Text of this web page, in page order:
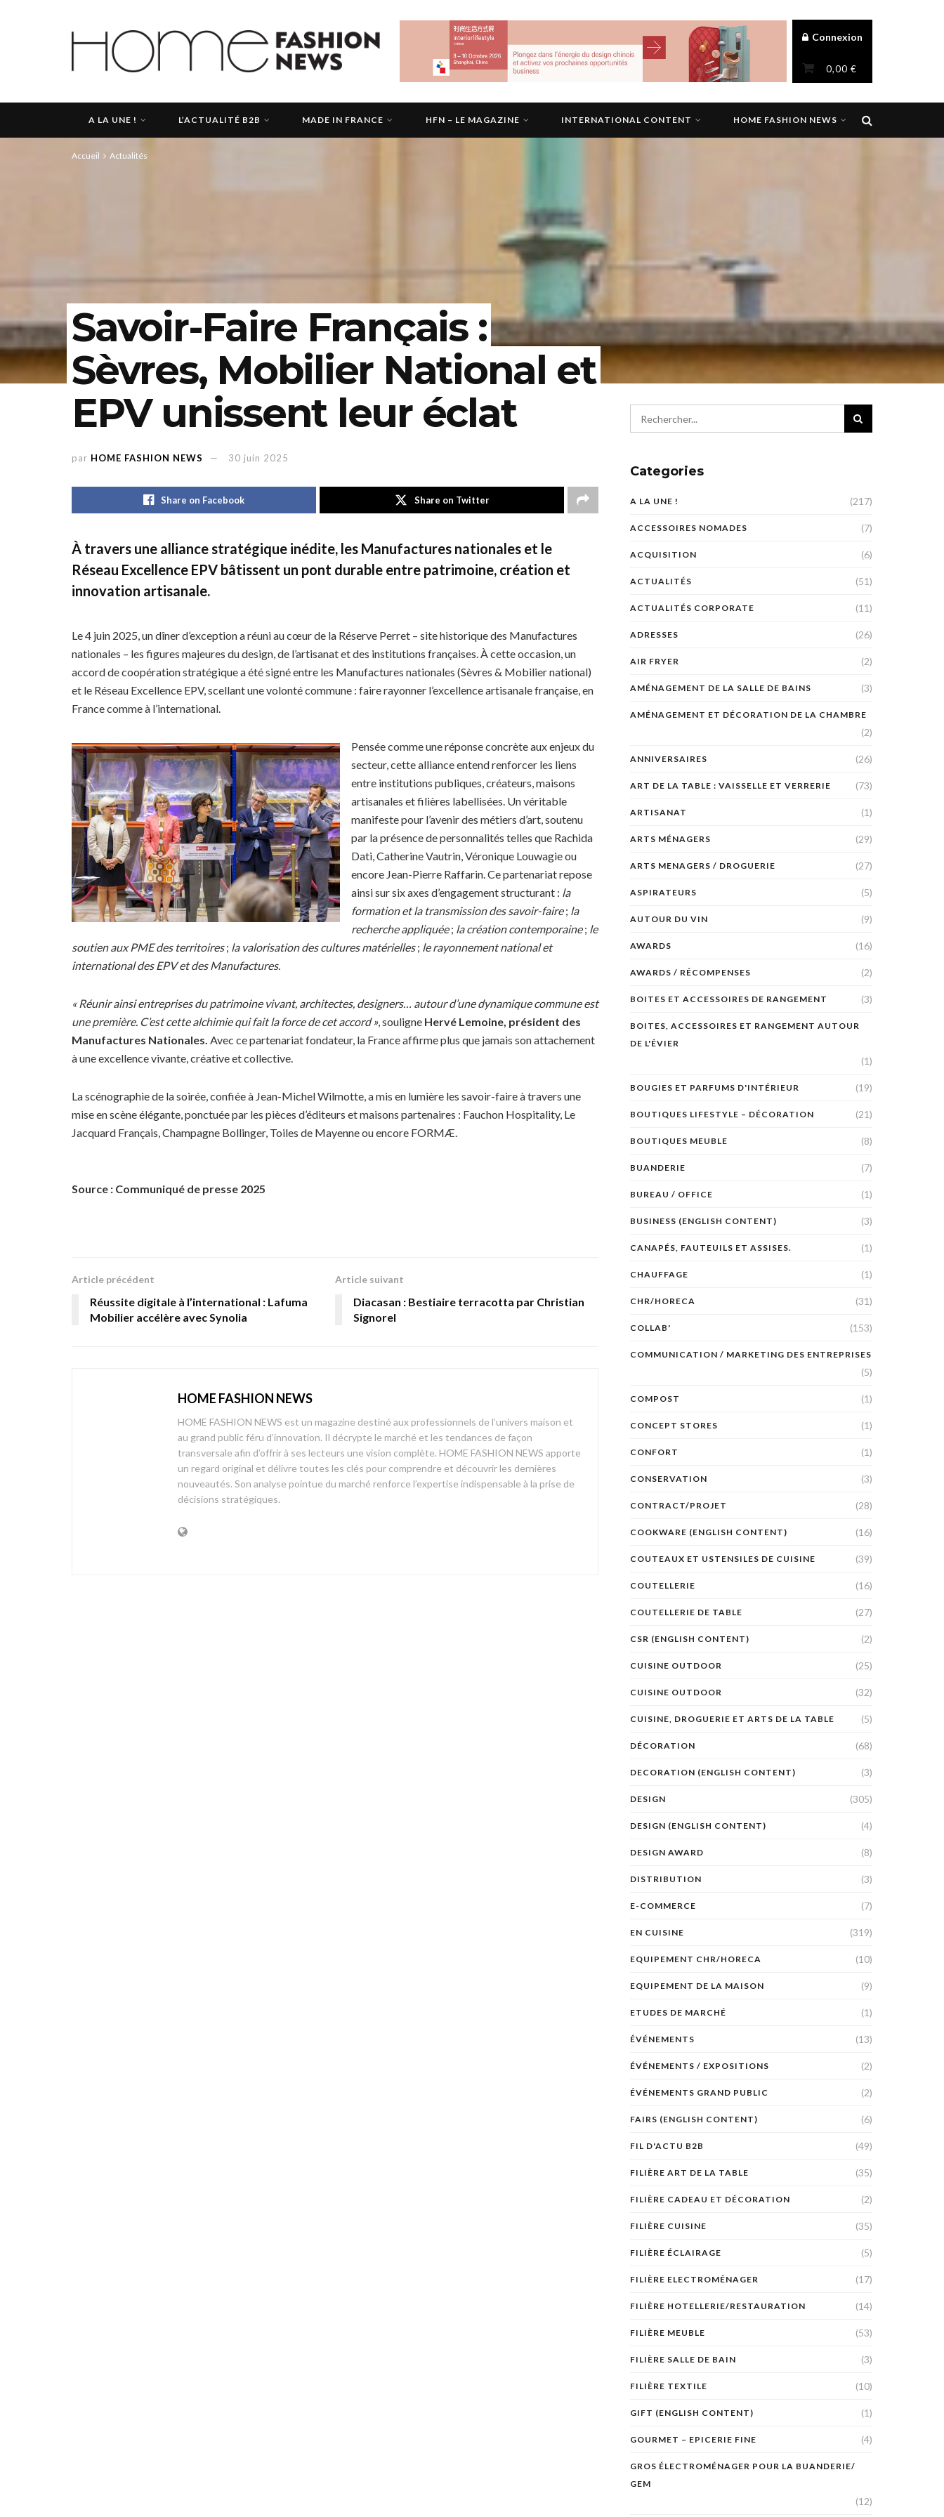
Connexion
0,00 €
A LA UNE ! L’ACTUALITÉ B2B MADE IN FRANCE HFN – LE MAGAZINE INTERNATIONAL CONTENT HOME FASHION NEWS
Accueil Actualités
Savoir-Faire Français :
Sèvres, Mobilier National et
EPV unissent leur éclat
par HOME FASHION NEWS 30 juin 2025
Share on Facebook Share on Twitter
À travers une alliance stratégique inédite, les Manufactures nationales et le
Réseau Excellence EPV bâtissent un pont durable entre patrimoine, création et
innovation artisanale.
Le 4 juin 2025, un dîner d’exception a réuni au cœur de la Réserve Perret – site historique des Manufactures
nationales – les figures majeures du design, de l’artisanat et des institutions françaises. À cette occasion, un
accord de coopération stratégique a été signé entre les Manufactures nationales (Sèvres & Mobilier national)
et le Réseau Excellence EPV, scellant une volonté commune : faire rayonner l’excellence artisanale française, en
France comme à l’international.
Pensée comme une réponse concrète aux enjeux du
secteur, cette alliance entend renforcer les liens
entre institutions publiques, créateurs, maisons
artisanales et filières labellisées. Un véritable
manifeste pour l’avenir des métiers d’art, soutenu
par la présence de personnalités telles que Rachida
Dati, Catherine Vautrin, Véronique Louwagie ou
encore Jean-Pierre Raffarin. Ce partenariat repose
ainsi sur six axes d’engagement structurant : la
formation et la transmission des savoir-faire; la
recherche appliquée; la création contemporaine; le
soutien aux PME des territoires; la valorisation des cultures matérielles; le rayonnement national et
international des EPV et des Manufactures.
« Réunir ainsi entreprises du patrimoine vivant, architectes, designers… autour d’une dynamique commune est
une première. C’est cette alchimie qui fait la force de cet accord », souligne Hervé Lemoine, président des
Manufactures Nationales. Avec ce partenariat fondateur, la France affirme plus que jamais son attachement
à une excellence vivante, créative et collective.
La scénographie de la soirée, confiée à Jean-Michel Wilmotte, a mis en lumière les savoir-faire à travers une
mise en scène élégante, ponctuée par les pièces d’éditeurs et maisons partenaires : Fauchon Hospitality, Le
Jacquard Français, Champagne Bollinger, Toiles de Mayenne ou encore FORMÆ.
Source : Communiqué de presse 2025
Article précédent
Réussite digitale à l’international : Lafuma
Mobilier accélère avec Synolia
Article suivant
Diacasan : Bestiaire terracotta par Christian
Signorel
HOME FASHION NEWS
HOME FASHION NEWS est un magazine destiné aux professionnels de l’univers maison et
au grand public féru d’innovation. Il décrypte le marché et les tendances de façon
transversale afin d’offrir à ses lecteurs une vision complète. HOME FASHION NEWS apporte
un regard original et délivre toutes les clés pour comprendre et découvrir les dernières
nouveautés. Son analyse pointue du marché renforce l’expertise indispensable à la prise de
décisions stratégiques.
Categories
A LA UNE ! (217)
ACCESSOIRES NOMADES (7)
ACQUISITION (6)
ACTUALITÉS (51)
ACTUALITÉS CORPORATE (11)
ADRESSES (26)
AIR FRYER (2)
AMÉNAGEMENT DE LA SALLE DE BAINS (3)
AMÉNAGEMENT ET DÉCORATION DE LA CHAMBRE
(2)
ANNIVERSAIRES (26)
ART DE LA TABLE : VAISSELLE ET VERRERIE (73)
ARTISANAT (1)
ARTS MÉNAGERS (29)
ARTS MENAGERS / DROGUERIE (27)
ASPIRATEURS (5)
AUTOUR DU VIN (9)
AWARDS (16)
AWARDS / RÉCOMPENSES (2)
BOITES ET ACCESSOIRES DE RANGEMENT (3)
BOITES, ACCESSOIRES ET RANGEMENT AUTOUR
DE L'ÉVIER
(1)
BOUGIES ET PARFUMS D'INTÉRIEUR (19)
BOUTIQUES LIFESTYLE – DÉCORATION (21)
BOUTIQUES MEUBLE (8)
BUANDERIE (7)
BUREAU / OFFICE (1)
BUSINESS (ENGLISH CONTENT) (3)
CANAPÉS, FAUTEUILS ET ASSISES. (1)
CHAUFFAGE (1)
CHR/HORECA (31)
COLLAB' (153)
COMMUNICATION / MARKETING DES ENTREPRISES
(5)
COMPOST (1)
CONCEPT STORES (1)
CONFORT (1)
CONSERVATION (3)
CONTRACT/PROJET (28)
COOKWARE (ENGLISH CONTENT) (16)
COUTEAUX ET USTENSILES DE CUISINE (39)
COUTELLERIE (16)
COUTELLERIE DE TABLE (27)
CSR (ENGLISH CONTENT) (2)
CUISINE OUTDOOR (25)
CUISINE OUTDOOR (32)
CUISINE, DROGUERIE ET ARTS DE LA TABLE (5)
DÉCORATION (68)
DECORATION (ENGLISH CONTENT) (3)
DESIGN (305)
DESIGN (ENGLISH CONTENT) (4)
DESIGN AWARD (8)
DISTRIBUTION (3)
E-COMMERCE (7)
EN CUISINE (319)
EQUIPEMENT CHR/HORECA (10)
EQUIPEMENT DE LA MAISON (9)
ETUDES DE MARCHÉ (1)
ÉVÉNEMENTS (13)
ÉVÉNEMENTS / EXPOSITIONS (2)
ÉVÉNEMENTS GRAND PUBLIC (2)
FAIRS (ENGLISH CONTENT) (6)
FIL D'ACTU B2B (49)
FILIÈRE ART DE LA TABLE (35)
FILIÈRE CADEAU ET DÉCORATION (2)
FILIÈRE CUISINE (35)
FILIÈRE ÉCLAIRAGE (5)
FILIÈRE ELECTROMÉNAGER (17)
FILIÈRE HOTELLERIE/RESTAURATION (14)
FILIÈRE MEUBLE (53)
FILIÈRE SALLE DE BAIN (3)
FILIÈRE TEXTILE (10)
GIFT (ENGLISH CONTENT) (1)
GOURMET – EPICERIE FINE (4)
GROS ÉLECTROMÉNAGER POUR LA BUANDERIE/
GEM
(12)